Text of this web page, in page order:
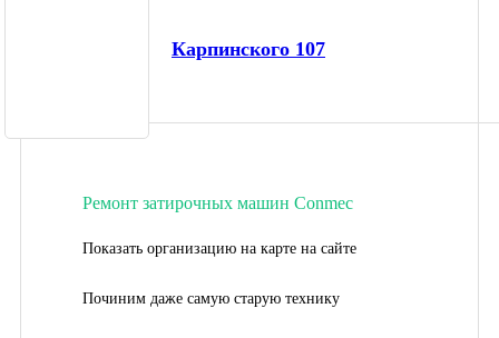
Карпинского 107
Ремонт затирочных машин Conmec
Показать организацию на карте на сайте
Починим даже самую старую технику